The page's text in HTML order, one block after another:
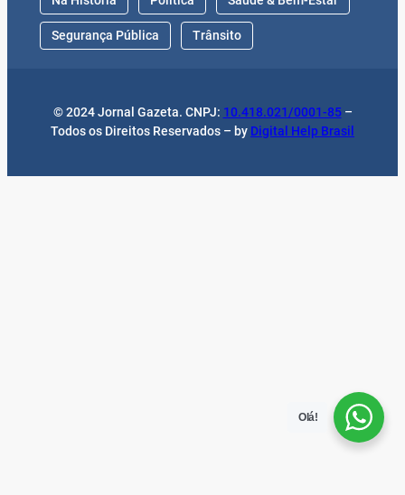
Segurança Pública Trânsito
© 2024 Jornal Gazeta. CNPJ: 10.418.021/0001-85–
Todos os Direitos Reservados – by Digital Help Brasil
Olá!